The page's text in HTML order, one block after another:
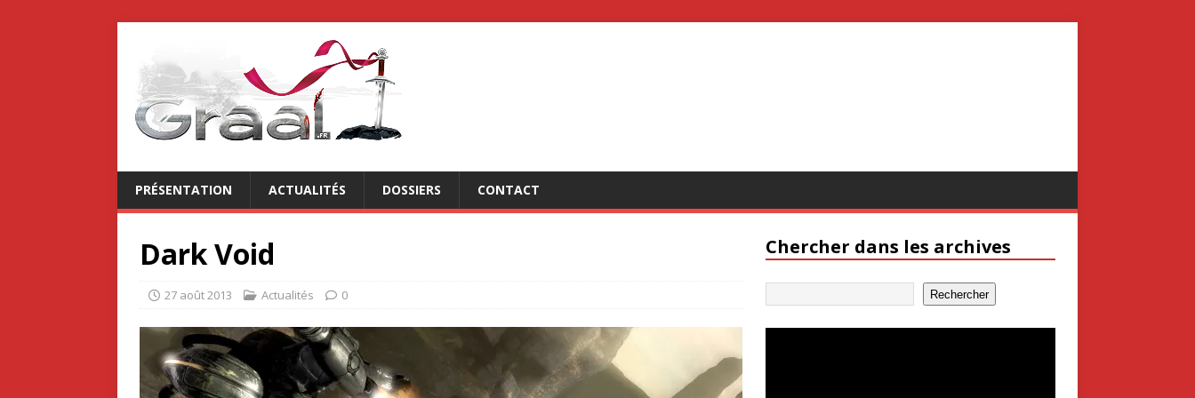
PRÉSENTATION ACTUALITÉS DOSSIERS CONTACT
Dark Void
27 août 2013 Actualités 0
Chercher dans les archives
Rechercher